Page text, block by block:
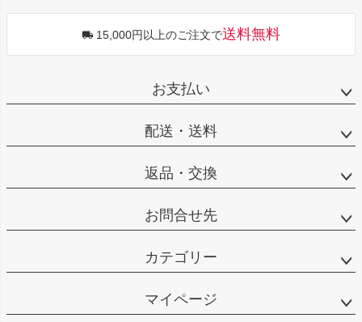
15,000円以上のご注文で送料無料
お支払い
配送・送料
返品・交換
お問合せ先
カテゴリー
マイページ